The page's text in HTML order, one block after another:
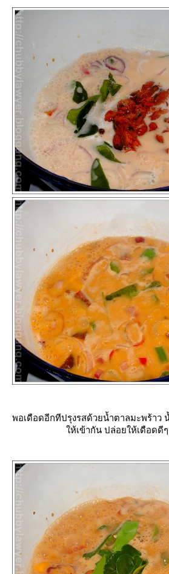
พอเดือดอีกทีปรุงรสด้วยน้ำตาลมะพร้าว
ห้เข้ากัน ปล่อยให้เดือดดีๆ